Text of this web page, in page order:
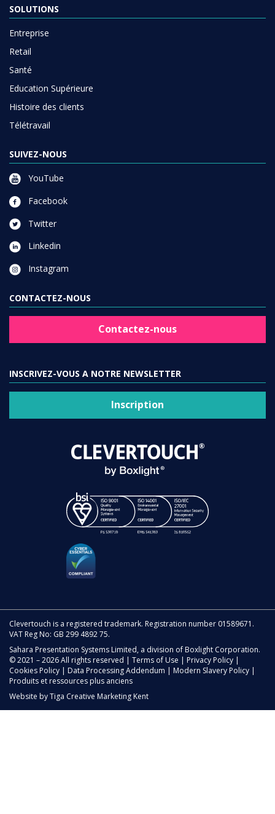
SOLUTIONS
Entreprise
Retail
Santé
Education Supérieure
Histoire des clients
Télétravail
SUIVEZ-NOUS
YouTube
Facebook
Twitter
Linkedin
Instagram
CONTACTEZ-NOUS
Contactez-nous
INSCRIVEZ-VOUS A NOTRE NEWSLETTER
Inscription
Clevertouch is a registered trademark. Registration number 01589671.
VAT Reg No: GB 299 4892 75.
Sahara Presentation Systems Limited, a division of Boxlight Corporation.
© 2021 – 2026 All rights reserved | Terms of Use | Privacy Policy |
Cookies Policy | Data Processing Addendum | Modern Slavery Policy |
Produits et ressources plus anciens
Website byTiga Creative Marketing Kent